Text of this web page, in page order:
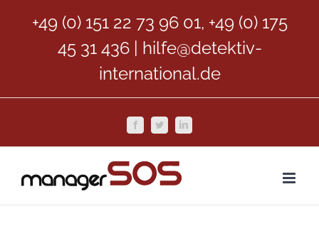
+49 (0) 151 22 73 96 01, +49 (0) 175
45 31 436
hilfe@detektiv-
international.de
FacebookTwitterLinkedIn